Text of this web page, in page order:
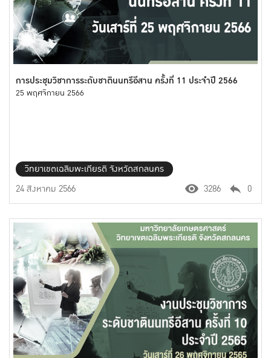
การประชุมวิชาการระดับชาตินนทรีอีสาน ครั้งที่ 11 ประจำปี 2566
25 พฤศจิกายน 2566
วิทยาเขตเฉลิมพะเกียรติ จังหวัดสกลนคร
24 สิงหาคม 2566
3286 0